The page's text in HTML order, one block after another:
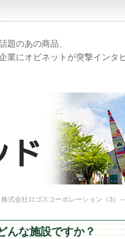
題のあの商品、
業にオピネットが突撃インタ
式会社ロゴスコーポレーション（3）
んな施設ですか？